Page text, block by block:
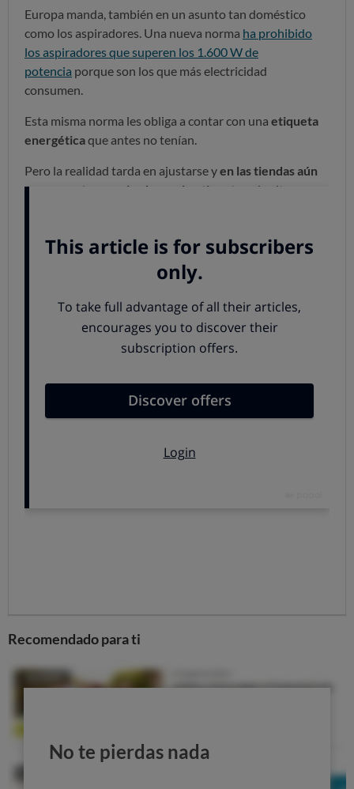
Europa manda, también en un asunto tan doméstico
como los aspiradores. Una nueva norma ha prohibido
los aspiradores que superen los 1.600 W de
potencia porque son los que más electricidad
consumen.
Esta misma norma les obliga a contar con una etiqueta
energéticaque antes no tenían.
Pero la realidad tarda en ajustarse yen las tiendas aún
se encuentran aspiradores sin etiqueta
o de altas
Y ahí van a seguir hasta que se agoten las existencias.
OCU recomienda que te adaptes a
elige un aspirador de clase energética lo más
=menor consumo
el resto de parámetros (calidad de recogida del
que se pueda a la categoría A.
Tranquilo: también te decimos cuáles son los que
No es por el bolsillo: es por el medio ambiente
euros con el de clase G
(de los que ya no se pueden fabricar pero aún se venden)
el gasto subiría a 15 euros anuales.
euros al año.
Recomendado para ti
No te pierdas nada